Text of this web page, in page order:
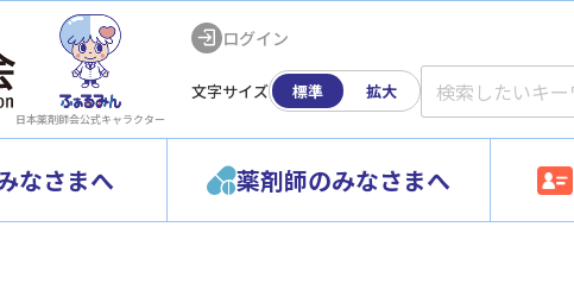
日本薬剤師会公式キャラクター
ログイン
文字サイズ 標準 拡大
なさまへ 薬剤師のみなさまへ